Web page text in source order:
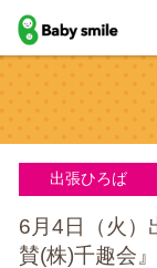
baby smile
出張ひろば
6月4日（火）
賛(株)千趣会